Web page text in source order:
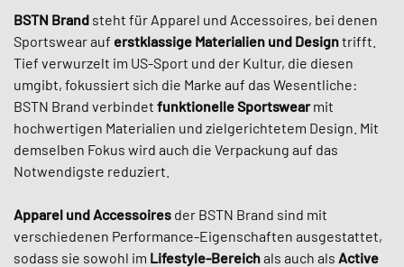
BSTN Brand steht für Apparel und Accessoires, bei denen
Sportswear auf erstklassige Materialien und Designtrifft.
Tief verwurzelt im US-Sport und der Kultur, die diesen
umgibt, fokussiert sich die Marke auf das Wesentliche:
BSTN Brand verbindet funktionelle Sportswearmit
hochwertigen Materialien und zielgerichtetem Design. Mit
demselben Fokus wird auch die Verpackung auf das
Notwendigste reduziert.
Apparel und Accessoires der BSTN Brand sind mit
verschiedenen Performance-Eigenschaften ausgestattet,
sodass sie sowohl im Lifestyle-Bereichals auch als Active